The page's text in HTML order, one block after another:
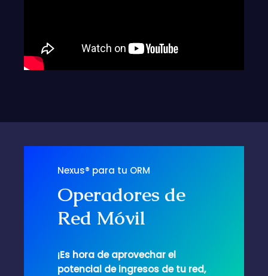
Nexus® para tu ORM
Operadores de
Red Móvil
¡Es hora de aprovechar el
potencial de ingresos de tu red,